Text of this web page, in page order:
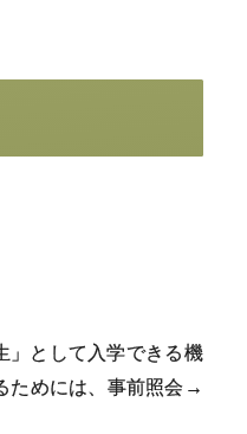
」として入学できる機
ためには、事前照会→